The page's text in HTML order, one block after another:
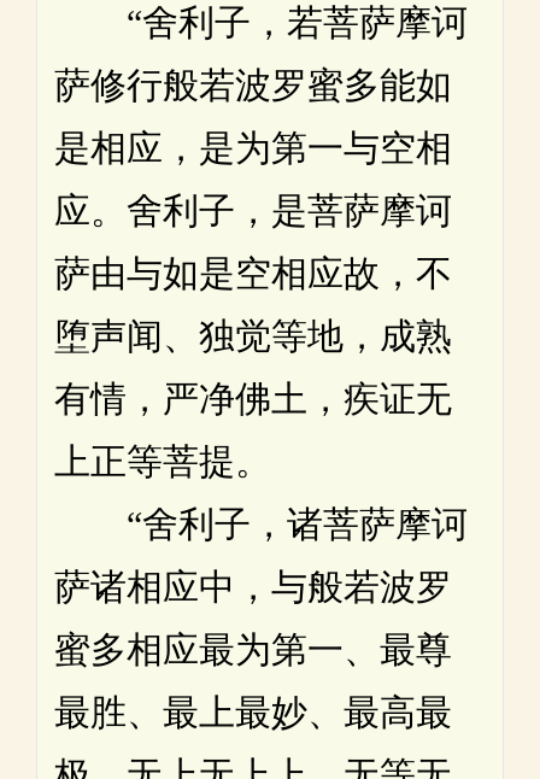
“舍利子，若菩萨摩诃
萨修行般若波罗蜜多能如
是相应，是为第一与空相
应。舍利子，是菩萨摩诃
萨由与如是空相应故，不
堕声闻、独觉等地，成熟
有情，严净佛土，疾证无
上正等菩提。
“舍利子，诸菩萨摩诃
萨诸相应中，与般若波罗
蜜多相应最为第一、最尊
最胜、最上最妙、最高最